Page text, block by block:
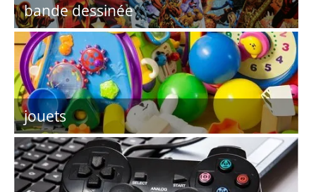
bande dessinée
jouets